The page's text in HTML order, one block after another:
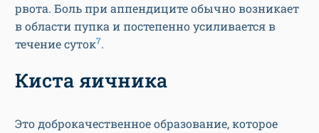
рвота. Боль при аппендиците обычно возникает
в области пупка и постепенно усиливается в
течение суток7.
Киста яичника
Это доброкачественное образование, которое